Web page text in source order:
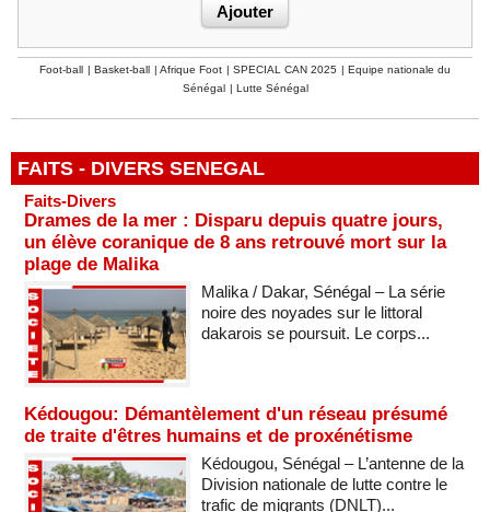
Foot-ball | Basket-ball | Afrique Foot | SPECIAL CAN 2025 | Equipe nationale du
Sénégal | Lutte Sénégal
FAITS - DIVERS SENEGAL
Faits-Divers
Drames de la mer : Disparu depuis quatre jours,
un élève coranique de 8 ans retrouvé mort sur la
plage de Malika
Malika / Dakar, Sénégal – La série
noire des noyades sur le littoral
dakarois se poursuit. Le corps...
Kédougou: Démantèlement d'un réseau présumé
de traite d'êtres humains et de proxénétisme
Kédougou, Sénégal – L’antenne de la
Division nationale de lutte contre le
trafic de migrants (DNLT)...